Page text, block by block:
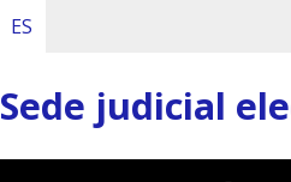
ES
Sede judicial